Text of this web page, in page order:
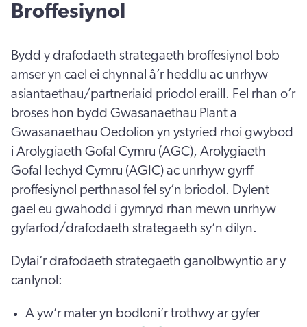
Broffesiynol
Bydd y drafodaeth strategaeth broffesiynol bob
amser yn cael ei chynnal â’r heddlu ac unrhyw
asiantaethau/partneriaid priodol eraill. Fel rhan o’r
broses hon bydd Gwasanaethau Plant a
Gwasanaethau Oedolion yn ystyried rhoi gwybod
i Arolygiaeth Gofal Cymru (AGC), Arolygiaeth
Gofal Iechyd Cymru (AGIC) ac unrhyw gyrff
proffesiynol perthnasol fel sy’n briodol. Dylent
gael eu gwahodd i gymryd rhan mewn unrhyw
gyfarfod/drafodaeth strategaeth sy’n dilyn.
Dylai’r drafodaeth strategaeth ganolbwyntio ar y
canlynol:
A yw’r mater yn bodloni’r trothwy ar gyfer